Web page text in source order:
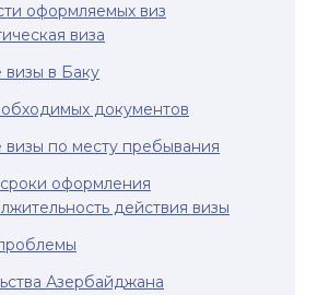
оформляемых виз
виза
в Баку
документов
по месту пребывания
оформления
действия визы
Азербайджана